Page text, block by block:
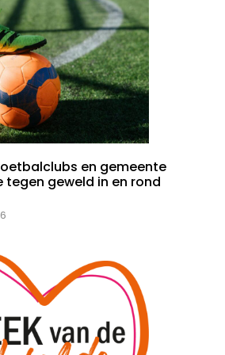
en gemeente
tegen geweld in en rond